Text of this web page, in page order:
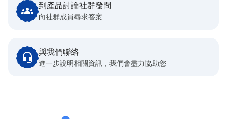
到產品討論社群發問
向社群成員尋求答案
與我們聯絡
進一步說明相關資訊，我們會盡力協助您